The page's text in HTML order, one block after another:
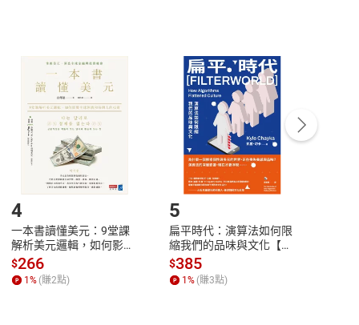
點選「瀏覽訂單明細」 「申請取消訂單/退
貨。
付款方式
Payment
完成訂單
Complete
號，下載書籍後看書
4
一本書讀懂美元：9堂課
解析美元邏輯，如何影響
全球經濟和每個人的投資
【電子書】
$266
1% (賺2點)
5
扁平時代：演算法如何限
縮我們的品味與文化【電
子書】
$385
1% (賺3點)